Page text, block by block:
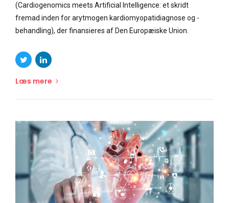
(Cardiogenomics meets Artificial Intelligence: et skridt
fremad inden for arytmogen kardiomyopatidiagnose og -
behandling), der finansieres af Den Europæiske Union.
Læs mere